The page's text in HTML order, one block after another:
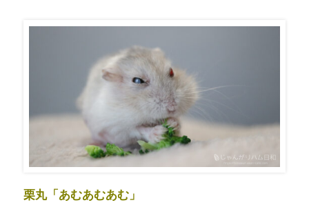
栗丸「あむあむあむ」